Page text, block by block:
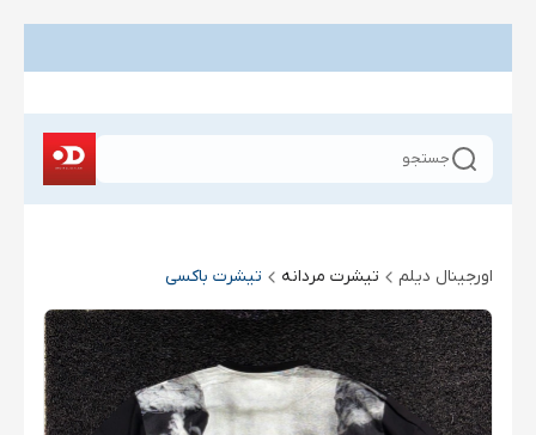
جستجو
اورجینال دیلم تیشرت مردانه تیشرت باکسی